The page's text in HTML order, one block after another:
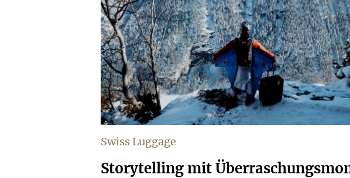
Swiss Luggage
Storytelling mit